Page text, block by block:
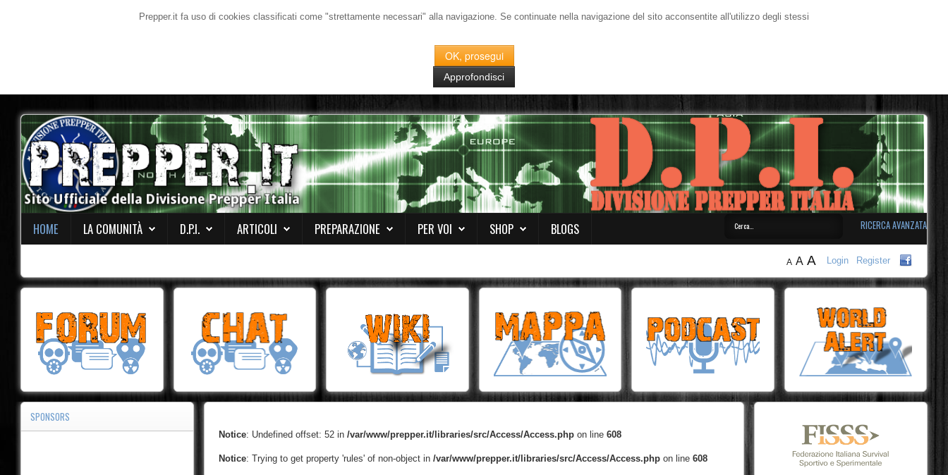
Prepper.it fa uso di cookies classificati come "strettamente necessari" alla navigazione. Se continuate nella navigazione del sito acconsentite all'utilizzo degli stessi
OK, prosegui
Approfondisci
HOME LA COMUNITÀ D.P.I. ARTICOLI PREPARAZIONE PER VOI SHOP BLOGS RICERCA AVANZATA
Login Register
A A A
Notice: Undefined offset: 52 in /var/www/prepper.it/libraries/src/Access/Access.php on line 608
Notice: Trying to get property 'rules' of non-object in /var/www/prepper.it/libraries/src/Access/Access.php on line 608
SPONSORS